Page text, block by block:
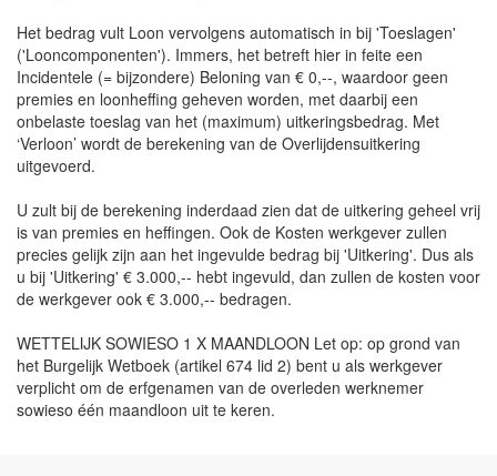
Het bedrag vult Loon vervolgens automatisch in bij 'Toeslagen'
('Looncomponenten'). Immers, het betreft hier in feite een
Incidentele (= bijzondere) Beloning van € 0,--, waardoor geen
premies en loonheffing geheven worden, met daarbij een
onbelaste toeslag van het (maximum) uitkeringsbedrag. Met
‘Verloon’ wordt de berekening van de Overlijdensuitkering
uitgevoerd.
U zult bij de berekening inderdaad zien dat de uitkering geheel vrij
is van premies en heffingen. Ook de Kosten werkgever zullen
precies gelijk zijn aan het ingevulde bedrag bij 'Uitkering'. Dus als
u bij 'Uitkering' € 3.000,-- hebt ingevuld, dan zullen de kosten voor
de werkgever ook € 3.000,-- bedragen.
WETTELIJK SOWIESO 1 X MAANDLOON Let op: op grond van
het Burgelijk Wetboek (artikel 674 lid 2) bent u als werkgever
verplicht om de erfgenamen van de overleden werknemer
sowieso één maandloon uit te keren.